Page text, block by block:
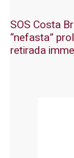
SOS Costa
“nefasta”
retirada